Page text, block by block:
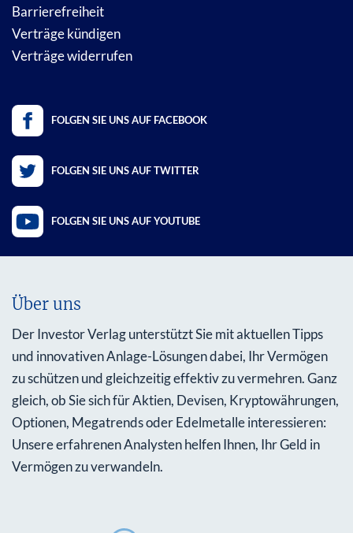
Barrierefreiheit
Verträge kündigen
Verträge widerrufen
FOLGEN SIE UNS AUF FACEBOOK
FOLGEN SIE UNS AUF TWITTER
FOLGEN SIE UNS AUF YOUTUBE
Über uns
Der Investor Verlag unterstützt Sie mit aktuellen Tipps
und innovativen Anlage-Lösungen dabei, Ihr Vermögen
zu schützen und gleichzeitig effektiv zu vermehren. Ganz
gleich, ob Sie sich für Aktien, Devisen, Kryptowährungen,
Optionen, Megatrends oder Edelmetalle interessieren:
Unsere erfahrenen Analysten helfen Ihnen, Ihr Geld in
Vermögen zu verwandeln.